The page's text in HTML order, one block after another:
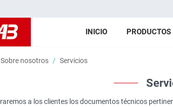
INICIO PRODUCTOS
Sobre nosotros Servicios
a los clientes los documentos técnicos